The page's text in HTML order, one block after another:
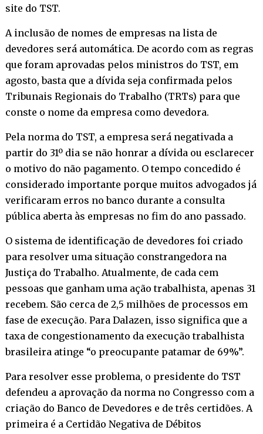
site do TST.
A inclusão de nomes de empresas na lista de
devedores será automática. De acordo com as regras
que foram aprovadas pelos ministros do TST, em
agosto, basta que a dívida seja confirmada pelos
Tribunais Regionais do Trabalho (TRTs) para que
conste o nome da empresa como devedora.
Pela norma do TST, a empresa será negativada a
partir do 31º dia se não honrar a dívida ou esclarecer
o motivo do não pagamento. O tempo concedido é
considerado importante porque muitos advogados já
verificaram erros no banco durante a consulta
pública aberta às empresas no fim do ano passado.
O sistema de identificação de devedores foi criado
para resolver uma situação constrangedora na
Justiça do Trabalho. Atualmente, de cada cem
pessoas que ganham uma ação trabalhista, apenas 31
recebem. São cerca de 2,5 milhões de processos em
fase de execução. Para Dalazen, isso significa que a
taxa de congestionamento da execução trabalhista
brasileira atinge “o preocupante patamar de 69%”.
Para resolver esse problema, o presidente do TST
defendeu a aprovação da norma no Congresso com a
criação do Banco de Devedores e de três certidões. A
primeira é a Certidão Negativa de Débitos